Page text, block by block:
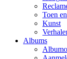
Toen
Kunst
Albums